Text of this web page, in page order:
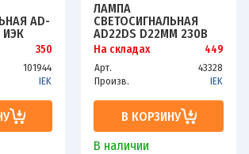
AD-
ИЭК
K06350
101944
IEK
ЛАМПА
СВЕТОСИГНАЛЬНАЯ
AD22DS D22ММ 230В
AC ЖЕЛТ. IEK BLS10-
ADDS-230-K05
На складах 449
Арт.
43328
Произв.
IEK
В КОРЗИНУ
В наличии